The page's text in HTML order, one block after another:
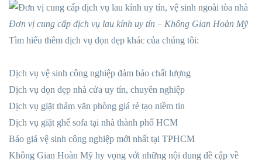
Đơn vị cung cấp dịch vụ lau kính uy tín – Không Gian Hoàn Mỹ
Tìm hiểu thêm dịch vụ dọn dẹp khác của chúng tôi:
Dịch vụ vệ sinh công nghiệp đảm bảo chất lượng
Dịch vụ dọn dẹp nhà cửa uy tín, chuyên nghiệp
Dịch vụ giặt thảm văn phòng giá rẻ tạo niềm tin
Dịch vụ giặt ghế sofa tại nhà thành phố HCM
Báo giá vệ sinh công nghiệp mới nhất tại TPHCM
Không Gian Hoàn Mỹ hy vọng với những nội dung đề cập về